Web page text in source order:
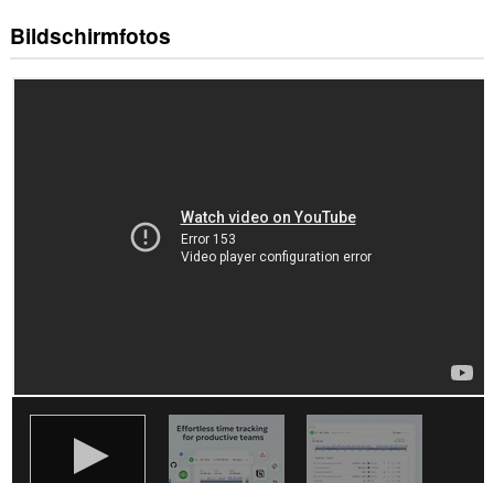
Diese
Erweiterung
Bildschirmfotos